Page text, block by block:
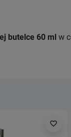
butelce 60 mlw
favorite_border